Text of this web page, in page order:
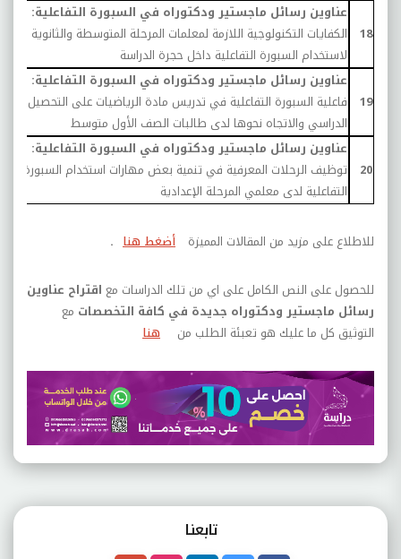
18
عناوين رسائل ماجستير ودكتوراه في السبورة التفاعلية:
الكفايات التكنولوجية اللازمة لمعلمات المرحلة المتوسطة والثانوية
لاستخدام السبورة التفاعلية داخل حجرة الدراسة
19
عناوين رسائل ماجستير ودكتوراه في السبورة التفاعلية:
فاعلية السبورة التفاعلية في تدريس مادة الرياضيات على التحصيل
الدراسي والاتجاه نحوها لدى طالبات الصف الأول متوسط
20
عناوين رسائل ماجستير ودكتوراه في السبورة التفاعلية:
توظيف الرحلات المعرفية في تنمية بعض مهارات استخدام السبورة
التفاعلية لدى معلمي المرحلة الإعدادية
للاطلاع على مزيد من المقالات المميزة أضغط هنا .
للحصول على النص الكامل على اي من تلك الدراسات مع اقتراح عناوين
رسائل ماجستير ودكتوراه جديدة في كافة التخصصات مع
التوثيق كل ما عليك هو تعبئة الطلب من
هنا
تابعنـا